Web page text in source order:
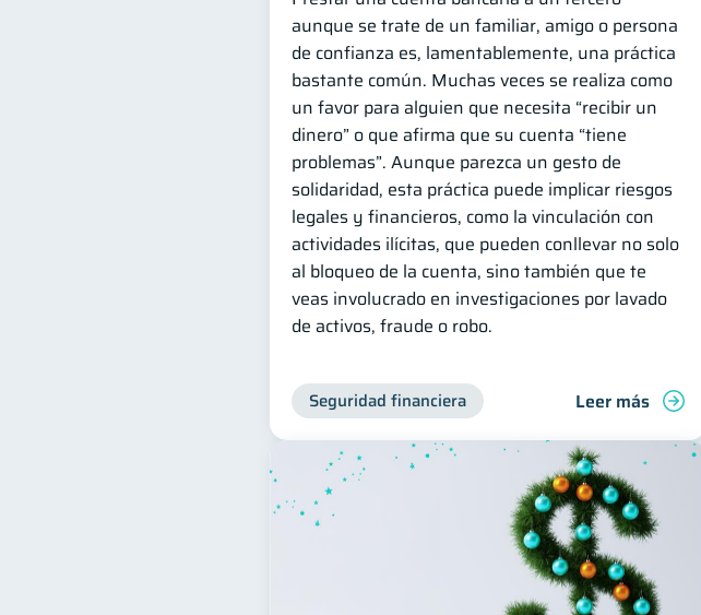
aunque se trate de un familiar, amigo o persona
de confianza es, lamentablemente, una práctica
bastante común. Muchas veces se realiza como
un favor para alguien que necesita “recibir un
dinero” o que afirma que su cuenta “tiene
problemas”. Aunque parezca un gesto de
solidaridad, esta práctica puede implicar riesgos
legales y financieros, como la vinculación con
actividades ilícitas, que pueden conllevar no solo
al bloqueo de la cuenta, sino también que te
veas involucrado en investigaciones por lavado
de activos, fraude o robo.
Seguridad financiera Leer más